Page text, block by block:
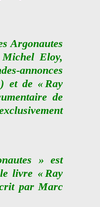
Argonautes
Eloy,
annonces
et de « Ray
de
» est
livre « Ray
par Marc